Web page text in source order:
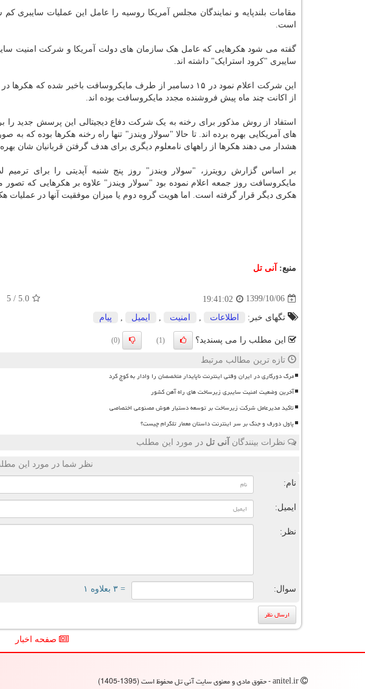
مقامات بلندپایه و نمایندگان مجلس آمریکا روسیه را عامل این عملیات سایبری
است.
گفته می شود هکرهایی که عامل هک سازمان های دولت آمریکا و شرکت امنیت
سایبری "کرود استرایک" داشته اند.
این شرکت اعلام نمود در ۱۵ دسامبر از طرف مایکروسافت باخبر
از اکانت چند ماه پیش فروشنده مجدد مایکروسافت بوده اند.
استفاد از روش مذکور برای رخنه به یک شرکت دفاع دیجیتالی این پرسش جدید را
های آمریکایی بهره برده اند. تا حالا "سولار ویندز" تنها راه رخنه هکرها بوده
هشدار می دهند هکرها از راههای نامعلوم دیگری برای هدف گرفتن قربانیان شان بهره
بر اساس گزارش رویترز، "سولار ویندز" روز پنج شنبه آپدیتی را برای
مایکروسافت روز جمعه اعلام نموده بود "سولار ویندز" علاوه بر هکرهایی که
هکری دیگر قرار گرفته است. اما هویت گروه دوم یا میزان موفقیت آنها در عملیات
منبع: آنی تل
1399/10/06
19:41:02
5.0
/
5
تگهای خبر: اطلاعات امنیت ایمیل پیام
این مطلب را می پسندید؟ (1)
(0)
تازه ترین مطالب مرتبط
مرگ دورکاری در ایران وقتی اینترنت ناپایدار متخصصان را وادار به کوچ کرد
آخرین وضعیت امنیت سایبری زیرساخت های راه آهن کشور
تاکید مدیرعامل شرکت زیرساخت بر توسعه دستیار هوش مصنوعی اختصاصی
پاول دورف و جنگ بر سر اینترنت داستان معمار تلگرام چیست؟
نظرات بینندگان آنی تل در مورد این مطلب
نظر شما در مورد این
نام:
ایمیل:
نظر:
سوال: = ۳ بعلاوه ۱
صفحه اخبار